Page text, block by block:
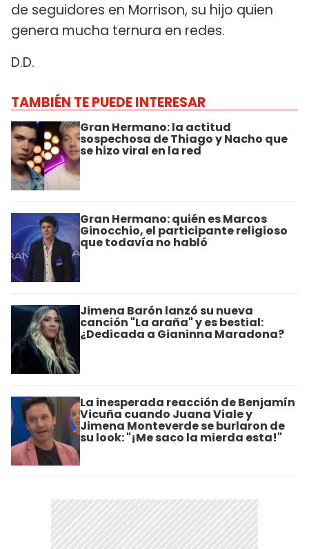
de seguidores en Morrison, su hijo quien
genera mucha ternura en redes.
D.D.
TAMBIÉN TE PUEDE INTERESAR
Gran Hermano: la actitud
sospechosa de Thiago y Nacho que
se hizo viral en la red
Gran Hermano: quién es Marcos
Ginocchio, el participante religioso
que todavía no habló
Jimena Barón lanzó su nueva
canción "La araña" y es bestial:
¿Dedicada a Gianinna Maradona?
La inesperada reacción de Benjamín
Vicuña cuando Juana Viale y
Jimena Monteverde se burlaron de
su look: "¡Me saco la mierda esta!"